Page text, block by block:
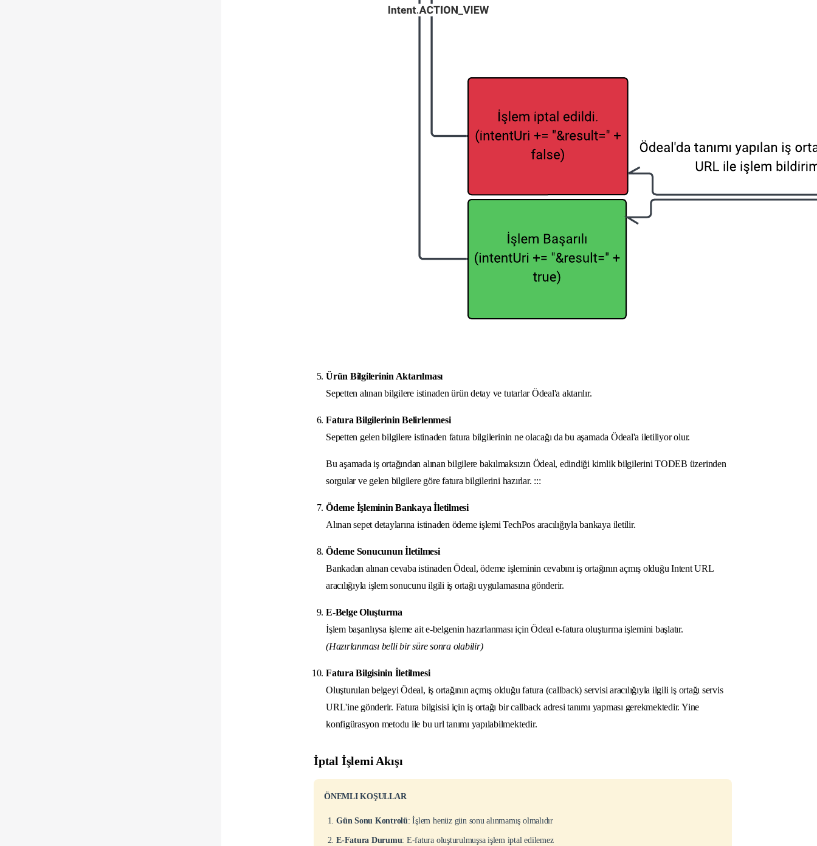
Ürün Bilgilerinin Aktarılması
Sepetten alınan bilgilere istinaden ürün detay ve tutarlar Ödeal'a aktarılır.
Fatura Bilgilerinin Belirlenmesi
Sepetten gelen bilgilere istinaden fatura bilgilerinin ne olacağı da bu aşamada Ödeal'a iletiliyor olur.
Bu aşamada iş ortağından alınan bilgilere bakılmaksızın Ödeal, edindiği kimlik bilgilerini TODEB üzerinden
sorgular ve gelen bilgilere göre fatura bilgilerini hazırlar. :::
Ödeme İşleminin Bankaya İletilmesi
Alınan sepet detaylarına istinaden ödeme işlemi TechPos aracılığıyla bankaya iletilir.
Ödeme Sonucunun İletilmesi
Bankadan alınan cevaba istinaden Ödeal, ödeme işleminin cevabını iş ortağının açmış olduğu Intent URL
aracılığıyla işlem sonucunu ilgili iş ortağı uygulamasına gönderir.
E-Belge Oluşturma
İşlem başarılıysa işleme ait e-belgenin hazırlanması için Ödeal e-fatura oluşturma işlemini başlatır.
(Hazırlanması belli bir süre sonra olabilir)
Fatura Bilgisinin İletilmesi
Oluşturulan belgeyi Ödeal, iş ortağının açmış olduğu fatura (callback) servisi aracılığıyla ilgili iş ortağı servis
URL'ine gönderir. Fatura bilgisisi için iş ortağı bir callback adresi tanımı yapması gerekmektedir. Yine
konfigürasyon metodu ile bu url tanımı yapılabilmektedir.
İptal İşlemi Akışı
ÖNEMLI KOŞULLAR
Gün Sonu Kontrolü: İşlem henüz gün sonu alınmamış olmalıdır
E-Fatura Durumu: E-fatura oluşturulmuşsa işlem iptal edilemez